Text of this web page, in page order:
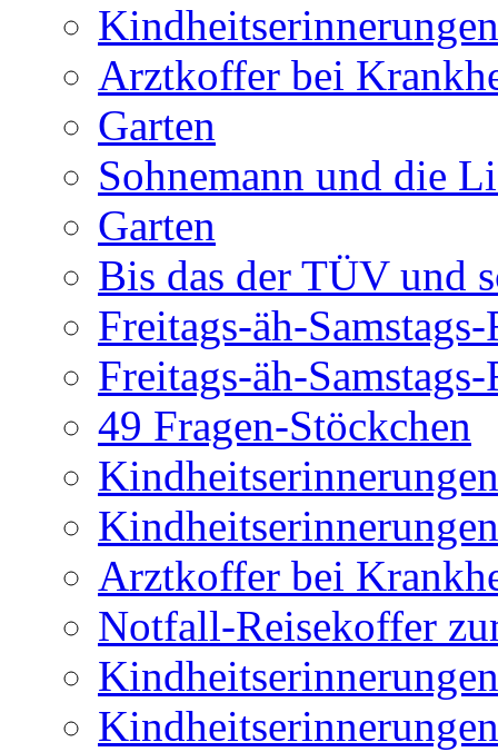
Kindheitserinnerungen
Arztkoffer bei
Garten
Sohnemann und die
Garten
Bis das der TÜV und
Freitags-äh-
Freitags-äh-
49 Fragen-Stöckchen
Kindheitserinnerungen
Kindheitserinnerungen
Arztkoffer bei
Notfall-Reisekoffer
Kindheitserinnerungen
Kindheitserinnerungen